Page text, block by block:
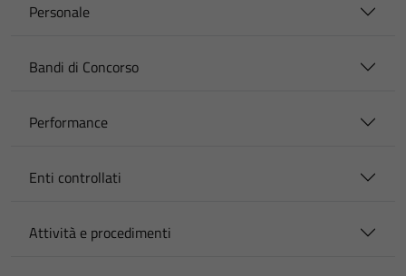
Personale
Bandi di Concorso
Performance
Enti controllati
Attività e procedimenti